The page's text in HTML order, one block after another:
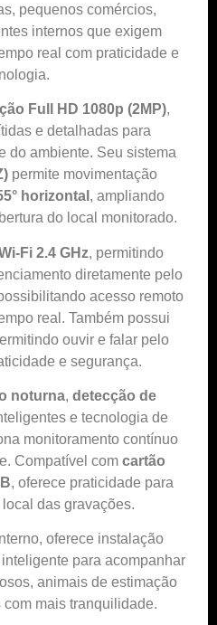
pequenos comércios,
internos que exigem
real com praticidade e
Full HD 1080p (2MP),
e detalhadas para
do ambiente. Seu sistema
permite movimentação
horizontal , ampliando
do local monitorado.
Fi 2.4 GHz, permitindo
diretamente pelo
acesso remoto
real. Também possui
ouvir e falar pelo
e segurança.
noturna, detecção de
e tecnologia de
monitoramento contínuo
Compatível com cartão
, oferece praticidade para
das gravações.
oferece instalação
para acompanhar
animais de estimação
mais tranquilidade.